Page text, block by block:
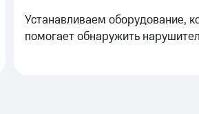
Устанавливаем оборудование,
помогает обнаружить